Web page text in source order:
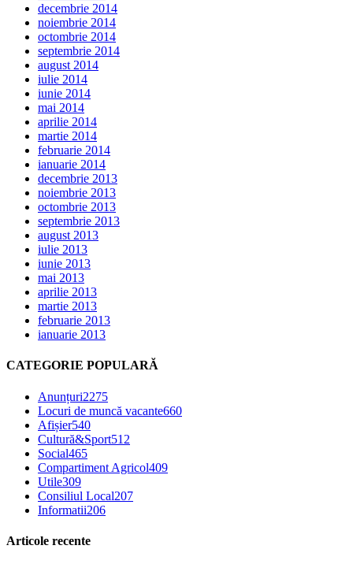
decembrie 2014
noiembrie 2014
octombrie 2014
septembrie 2014
august 2014
iulie 2014
iunie 2014
mai 2014
aprilie 2014
martie 2014
februarie 2014
ianuarie 2014
decembrie 2013
noiembrie 2013
octombrie 2013
septembrie 2013
august 2013
iulie 2013
iunie 2013
mai 2013
aprilie 2013
martie 2013
februarie 2013
ianuarie 2013
CATEGORIE POPULARĂ
Anunțuri2275
Locuri de muncă vacante660
Afișier540
Cultură&Sport512
Social465
Compartiment Agricol409
Utile309
Consiliul Local207
Informatii206
Articole recente